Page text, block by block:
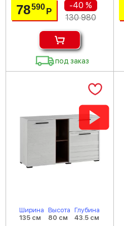
78590Р
-40 %
130 980
под заказ
Ширина
135 см
Высота
80 см
Глубина
43.5 см